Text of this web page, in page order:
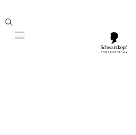
Mobile navigation